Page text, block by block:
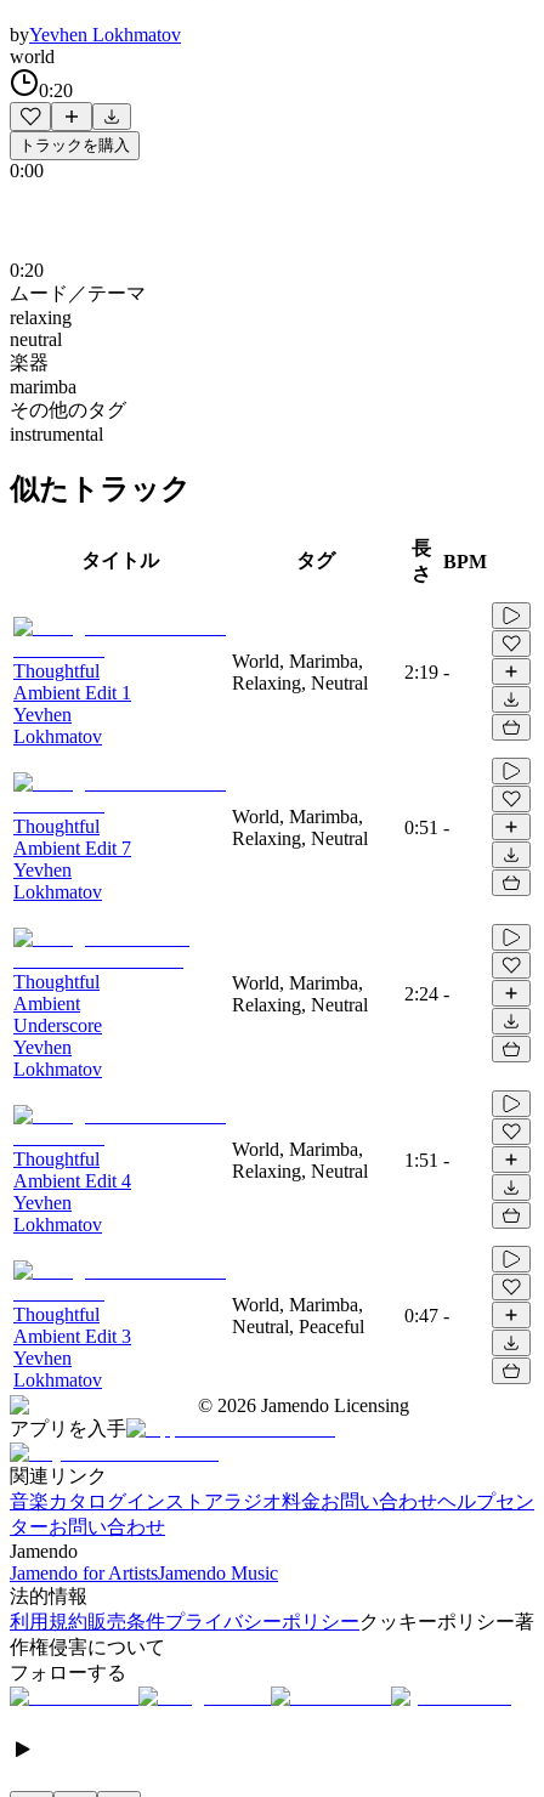
byYevhen Lokhmatov
world
0:20
トラックを購入
0:00
0:20
ムード／テーマ
relaxing
neutral
楽器
marimba
その他のタグ
instrumental
似たトラック
タイトル タグ
長
さ
BPM
Thoughtful
Ambient Edit 1
Yevhen
Lokhmatov
World, Marimba,
Relaxing, Neutral
2:19 -
Thoughtful
Ambient Edit 7
Yevhen
Lokhmatov
World, Marimba,
Relaxing, Neutral
0:51 -
Thoughtful
Ambient
Underscore
Yevhen
Lokhmatov
World, Marimba,
Relaxing, Neutral
2:24 -
Thoughtful
Ambient Edit 4
Yevhen
Lokhmatov
World, Marimba,
Relaxing, Neutral
1:51 -
Thoughtful
Ambient Edit 3
Yevhen
Lokhmatov
World, Marimba,
Neutral, Peaceful
0:47 -
© 2026 Jamendo Licensing
アプリを入手
関連リンク
音楽カタログインストアラジオ料金お問い合わせヘルプセン
ターお問い合わせ
Jamendo
Jamendo for ArtistsJamendo Music
法的情報
利用規約販売条件プライバシーポリシークッキーポリシー著
作権侵害について
フォローする